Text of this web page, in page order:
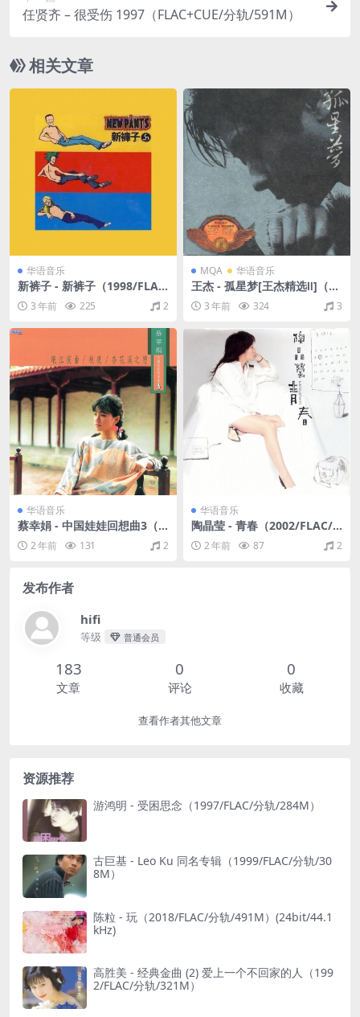
任贤齐 – 很受伤 1997（FLAC+CUE/分轨/591M）
相关文章
华语音乐
新裤子 - 新裤子（1998/FLA
C/分轨/266M）
3 年前 225 2
MQA 华语音乐
王杰 - 孤星梦[王杰精选Ⅱ]（19
94/FLAC/分轨/329M）(MQ
A/16bit/44.1kHz)
3 年前 324 3
华语音乐
蔡幸娟 - 中国娃娃回想曲3（1
986/FLAC/分轨/263M）
2 年前 131 2
华语音乐
陶晶莹 - 青春（2002/FLAC/
分轨/253M）
2 年前 87 2
发布作者
hifi
等级 普通会员
183
文章
0
评论
0
收藏
查看作者其他文章
资源推荐
游鸿明 - 受困思念（1997/FLAC/分轨/284M）
古巨基 - Leo Ku 同名专辑（1999/FLAC/分轨/30
8M）
陈粒 - 玩（2018/FLAC/分轨/491M）(24bit/44.1
kHz)
高胜美 - 经典金曲 (2) 爱上一个不回家的人（199
2/FLAC/分轨/321M）